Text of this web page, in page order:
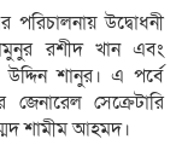
উদ্বোধনী
রশীদ খান এবং
উদ্দিন শানুর। এ পর্বে
সেক্রেটারি
শামীম আহমদ।